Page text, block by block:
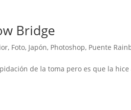
Bridge
, Foto, Japón, Photoshop, Puente
de la toma pero es que la hice